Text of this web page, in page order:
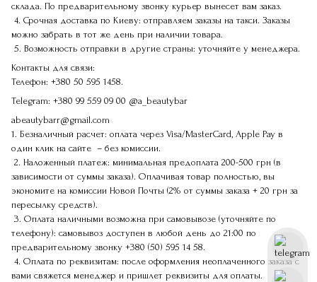
склада. По предварительному звонку курьер вынесет вам заказ.
4. Срочная доставка по Киеву: отправляем заказы на такси. Заказы
можно забрать в тот же день при наличии товара.
5. Возможность отправки в другие страны: уточняйте у менеджера.
Контакты для связи:
Телефон: +380 50 595 1458.
Telegram: +380 99 559 09 00 @a_beautybar
abeautybarr@gmail.com
1. Безналичный расчет: оплата через Visa/MasterCard, Apple Pay в
один клик на сайте – без комиссии.
2. Наложенный платеж: минимальная предоплата 200-500 грн (в
зависимости от суммы заказа). Оплачивая товар полностью, вы
экономите на комиссии Новой Почты (2% от суммы заказа + 20 грн за
пересылку средств).
3. Оплата наличными возможна при самовывозе (уточняйте по
телефону): самовывоз доступен в любой день до 21:00 по
предварительному звонку +380 (50) 595 14 58.
4. Оплата по реквизитам: после оформления неоплаченного заказа с
вами свяжется менеджер и пришлет реквизиты для оплаты.